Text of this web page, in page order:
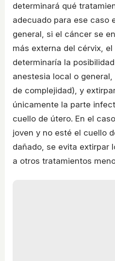
determinará qué
adecuado para ese caso
general, si el cáncer se
más externa del cérvix,
determinaría la
anestesia local o
de complejidad), y
únicamente la parte
cuello de útero. En el
joven y no esté el cuello
dañado, se evita extirpar
a otros tratamientos